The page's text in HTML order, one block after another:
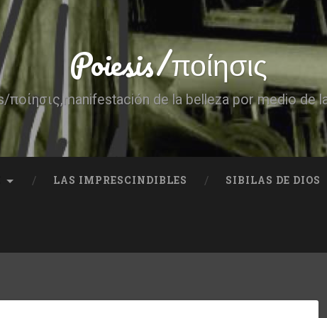
Poiesis/ποίησις
ποίησις,manifestación de la belleza por medio de
LAS IMPRESCINDIBLES SIBILAS DE DIOS